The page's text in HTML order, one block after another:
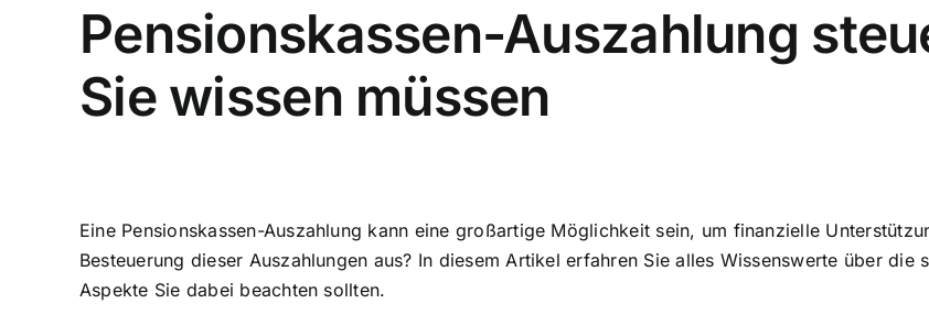
Pensionskassen-Auszahlung
Sie wissen müssen
Eine Pensionskassen-Auszahlung kann eine großartige Möglichkeit sein, um finanzielle
Besteuerung dieser Auszahlungen aus? In diesem Artikel erfahren Sie alles Wissenswerte über die
Aspekte Sie dabei beachten sollten.